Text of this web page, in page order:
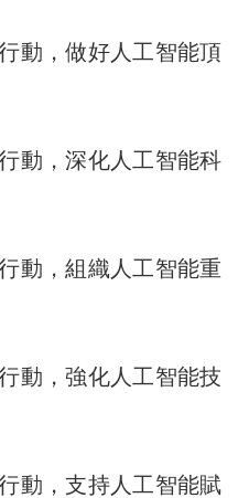
，做好人工智能頂
，深化人工智能科
，組織人工智能重
，強化人工智能技
，支持人工智能賦